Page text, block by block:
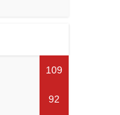
109
92